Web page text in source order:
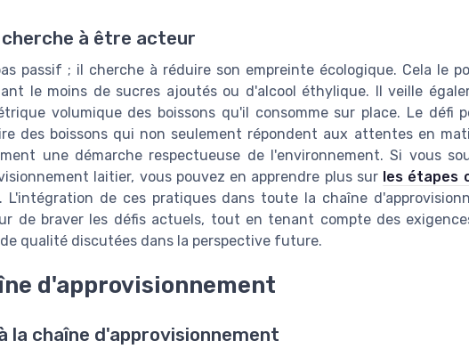
à être acteur
passif ; il cherche à réduire son empreinte écologique. Cela le
le moins de sucres ajoutés ou d'alcool éthylique. Il veille
volumique des boissons qu'il consomme sur place. Le défi
des boissons qui non seulement répondent aux attentes en
une démarche respectueuse de l'environnement. Si vous
laitier, vous pouvez en apprendre plus sur les étapes
. L'intégration de ces pratiques dans toute la chaîne
de braver les défis actuels, tout en tenant compte des
qualité discutées dans la perspective future.
d'approvisionnement
la chaîne d'approvisionnement